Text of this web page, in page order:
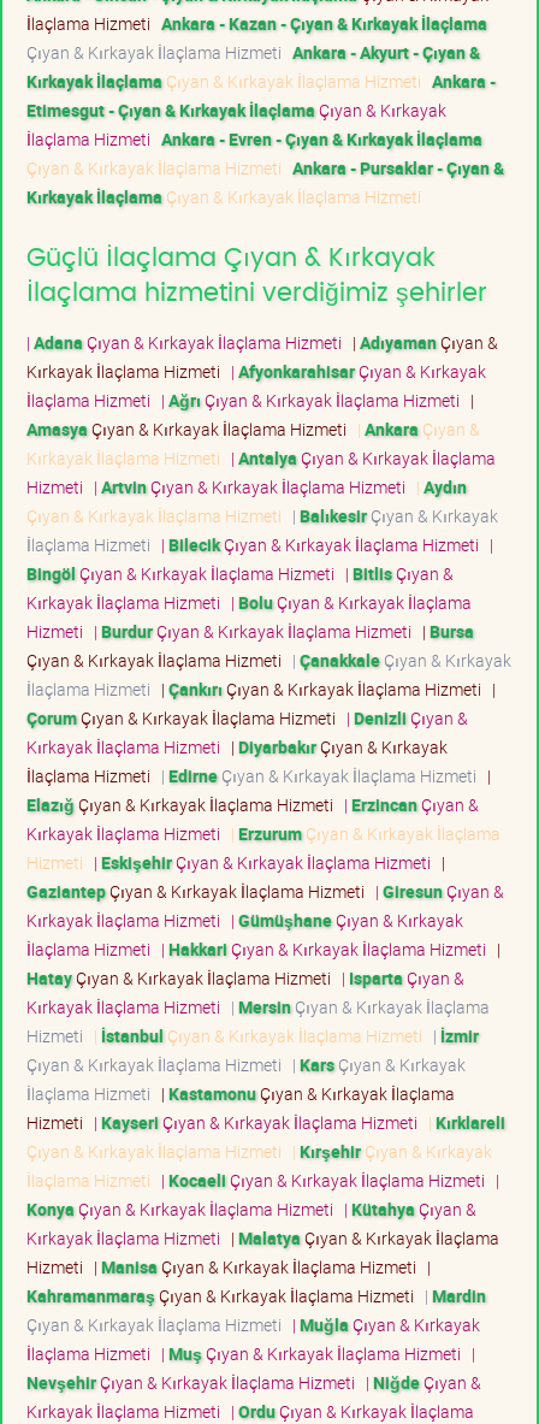
İlaçlama Hizmeti Ankara - Kazan - Çıyan & Kırkayak İlaçlama
Çıyan & Kırkayak İlaçlama Hizmeti Ankara - Akyurt - Çıyan &
Kırkayak İlaçlama Çıyan & Kırkayak İlaçlama Hizmeti Ankara -
Etimesgut - Çıyan & Kırkayak İlaçlamaÇıyan & Kırkayak
İlaçlama Hizmeti Ankara - Evren - Çıyan & Kırkayak İlaçlama
Çıyan & Kırkayak İlaçlama Hizmeti Ankara - Pursaklar - Çıyan &
Kırkayak İlaçlama Çıyan & Kırkayak İlaçlama Hizmeti
Güçlü İlaçlama Çıyan & Kırkayak
İlaçlama hizmetini verdiğimiz şehirler
| AdanaÇıyan & Kırkayak İlaçlama Hizmeti | AdıyamanÇıyan &
Kırkayak İlaçlama Hizmeti | AfyonkarahisarÇıyan & Kırkayak
İlaçlama Hizmeti | AğrıÇıyan & Kırkayak İlaçlama Hizmeti |
AmasyaÇıyan & Kırkayak İlaçlama Hizmeti | Ankara Çıyan &
Kırkayak İlaçlama Hizmeti | AntalyaÇıyan & Kırkayak İlaçlama
Hizmeti | ArtvinÇıyan & Kırkayak İlaçlama Hizmeti | Aydın
Çıyan & Kırkayak İlaçlama Hizmeti | BalıkesirÇıyan & Kırkayak
İlaçlama Hizmeti | BilecikÇıyan & Kırkayak İlaçlama Hizmeti |
BingölÇıyan & Kırkayak İlaçlama Hizmeti | BitlisÇıyan &
Kırkayak İlaçlama Hizmeti | BoluÇıyan & Kırkayak İlaçlama
Hizmeti | BurdurÇıyan & Kırkayak İlaçlama Hizmeti | Bursa
Çıyan & Kırkayak İlaçlama Hizmeti | ÇanakkaleÇıyan & Kırkayak
İlaçlama Hizmeti | ÇankırıÇıyan & Kırkayak İlaçlama Hizmeti |
ÇorumÇıyan & Kırkayak İlaçlama Hizmeti | DenizliÇıyan &
Kırkayak İlaçlama Hizmeti | DiyarbakırÇıyan & Kırkayak
İlaçlama Hizmeti | EdirneÇıyan & Kırkayak İlaçlama Hizmeti |
ElazığÇıyan & Kırkayak İlaçlama Hizmeti | ErzincanÇıyan &
Kırkayak İlaçlama Hizmeti | ErzurumÇıyan & Kırkayak İlaçlama
Hizmeti | EskişehirÇıyan & Kırkayak İlaçlama Hizmeti |
GaziantepÇıyan & Kırkayak İlaçlama Hizmeti | GiresunÇıyan &
Kırkayak İlaçlama Hizmeti | GümüşhaneÇıyan & Kırkayak
İlaçlama Hizmeti | HakkariÇıyan & Kırkayak İlaçlama Hizmeti |
HatayÇıyan & Kırkayak İlaçlama Hizmeti | IspartaÇıyan &
Kırkayak İlaçlama Hizmeti | MersinÇıyan & Kırkayak İlaçlama
Hizmeti | İstanbul Çıyan & Kırkayak İlaçlama Hizmeti | İzmir
Çıyan & Kırkayak İlaçlama Hizmeti | KarsÇıyan & Kırkayak
İlaçlama Hizmeti | KastamonuÇıyan & Kırkayak İlaçlama
Hizmeti | KayseriÇıyan & Kırkayak İlaçlama Hizmeti | Kırklareli
Çıyan & Kırkayak İlaçlama Hizmeti | KırşehirÇıyan & Kırkayak
İlaçlama Hizmeti | KocaeliÇıyan & Kırkayak İlaçlama Hizmeti |
KonyaÇıyan & Kırkayak İlaçlama Hizmeti | KütahyaÇıyan &
Kırkayak İlaçlama Hizmeti | MalatyaÇıyan & Kırkayak İlaçlama
Hizmeti | ManisaÇıyan & Kırkayak İlaçlama Hizmeti |
KahramanmaraşÇıyan & Kırkayak İlaçlama Hizmeti | Mardin
Çıyan & Kırkayak İlaçlama Hizmeti | MuğlaÇıyan & Kırkayak
İlaçlama Hizmeti | MuşÇıyan & Kırkayak İlaçlama Hizmeti |
NevşehirÇıyan & Kırkayak İlaçlama Hizmeti | NiğdeÇıyan &
Kırkayak İlaçlama Hizmeti | OrduÇıyan & Kırkayak İlaçlama